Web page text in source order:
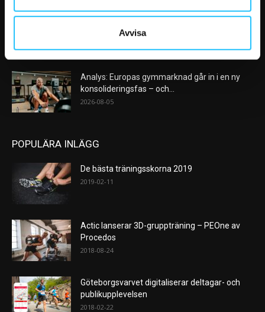
Avvisa
AI kommer aldrig kunna ersätta en frukost
efter träningspasset
Analys: Europas gymmarknad går in i en ny
konsolideringsfas – och...
2026-08-05
POPULÄRA INLÄGG
De bästa träningsskorna 2019
2019-02-11
Actic lanserar 3D-gruppträning – PEOne av
Procedos
2018-08-24
Göteborgsvarvet digitaliserar deltagar- och
publikupplevelsen
2018-02-22